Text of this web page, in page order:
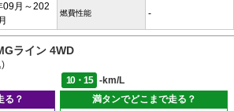
09月～202
燃費性能 -
ライン 4WD
)
10・15
-km/L
る？
満タンでどこまで走る？